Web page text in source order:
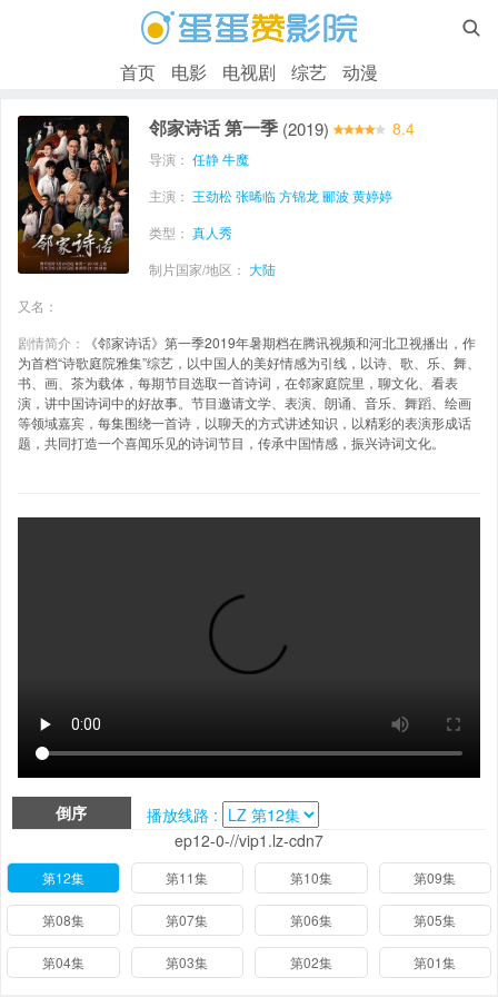

首页 电影 电视剧 综艺 动漫
邻家诗话 第一季 (2019) 8.4
导演： 任静牛魔
主演： 王劲松张晞临方锦龙郦波 黄婷婷
类型： 真人秀
制片国家/地区： 大陆
又名：
剧情简介：
《邻家诗话》第一季2019年暑期档在腾讯视频和河北卫视播出，作
为首档“诗歌庭院雅集”综艺，以中国人的美好情感为引线，以诗、歌、乐、舞、
书、画、茶为载体，每期节目选取一首诗词，在邻家庭院里，聊文化、看表
演，讲中国诗词中的好故事。节目邀请文学、表演、朗诵、音乐、舞蹈、绘画
等领域嘉宾，每集围绕一首诗，以聊天的方式讲述知识，以精彩的表演形成话
题，共同打造一个喜闻乐见的诗词节目，传承中国情感，振兴诗词文化。
倒序
播放线路 :
ep12-0-//vip1.lz-cdn7
第12集 第11集 第10集 第09集
第08集 第07集 第06集 第05集
第04集 第03集 第02集 第01集